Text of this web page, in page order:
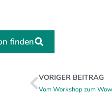
finden
VORIGER BEITRAG